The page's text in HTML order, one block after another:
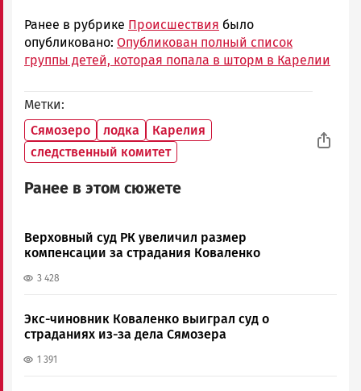
Ранее в рубрике Происшествия было
опубликовано: Опубликован полный список
группы детей, которая попала в шторм в Карелии
Метки
Сямозеро
лодка
Карелия
следственный комитет
Ранее в этом сюжете
Верховный суд РК увеличил размер
компенсации за страдания Коваленко
3 428
Экс-чиновник Коваленко выиграл суд о
страданиях из-за дела Сямозера
1 391